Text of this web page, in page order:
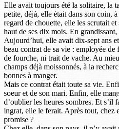
Elle avait toujours été la solitaire, la
petite, déjà, elle était dans son coin,
regard de chouette, elle les scrutait
haut de ses dix mois. En
Aujourd’hui, elle avait dix-sept ans
beau contrat de sa vie : employée de
de fourche, ni trait de vache. Au
champs déjà moissonnés, à la
bonnes à manger.
Mais ce contrat était toute sa vie.
soeur et de son mari. Enfin, elle
d’oublier les heures sombres. Et s’il
ingrat, elle le ferait. Après tout, chez
promise ?